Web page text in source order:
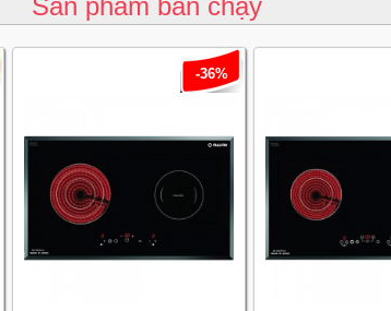
Sản phẩm bán chạy
-36%